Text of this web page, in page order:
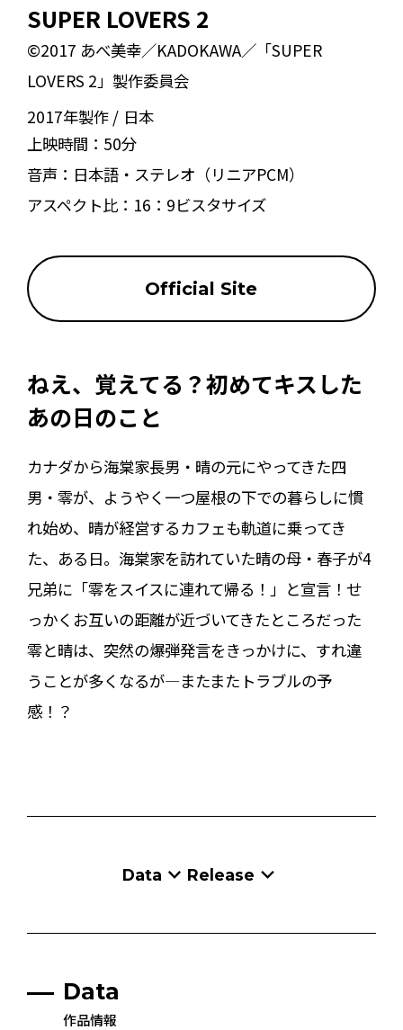
SUPER LOVERS 2
©2017 あべ美幸／KADOKAWA／「SUPER
LOVERS 2」製作委員会
2017年製作
日本
上映時間： 50分
音声： 日本語・ステレオ（リニアPCM）
アスペクト比： 16：9ビスタサイズ
Official Site
ねえ、覚えてる？初めてキスした
あの日のこと―――
カナダから海棠家長男・晴の元にやってきた四
男・零が、ようやく一つ屋根の下での暮らしに慣
れ始め、晴が経営するカフェも軌道に乗ってき
た、ある日。海棠家を訪れていた晴の母・春子が4
兄弟に「零をスイスに連れて帰る！」と宣言！せ
っかくお互いの距離が近づいてきたところだった
零と晴は、突然の爆弾発言をきっかけに、すれ違
うことが多くなるが――――またまたトラブルの予
感！？
Data Release
Data
作品情報